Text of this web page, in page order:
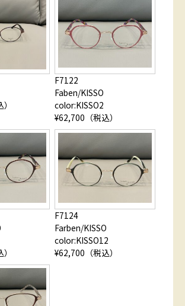
F7122
Faben/KISSO
color:KISSO2
¥62,700（税込）
F7124
Farben/KISSO
color:KISSO12
¥62,700（税込）